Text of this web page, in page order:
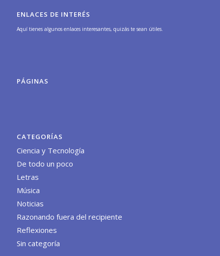
ENLACES DE INTERÉS
Aquí tienes algunos enlaces interesantes, quizás te sean útiles.
PÁGINAS
CATEGORÍAS
Ciencia y Tecnología
De todo un poco
Letras
Música
Noticias
Razonando fuera del recipiente
Reflexiones
Sin categoría